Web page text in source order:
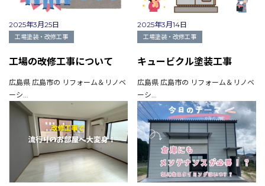
選ばれる理由
施工事例
2025年3月25日
工場塗装・改修工事
工場の改修工事について
広島県 広島市の リフォーム＆リノベ
ーシ...
2025年3月14日
工場塗装・改修工事
キュービクル塗装工事
広島県 広島市の リフォーム＆リノベ
ーシ...